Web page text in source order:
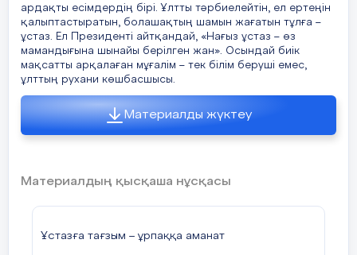
Студент:
1937–1938 жылдары қазақ зиялылары «халық
жауы» деген жаламен атылды.
Солардың қатарында:
Ахмет Байтұрсынұлы
ардақты есімдердің бірі. Ұлтты тәрбиелейтін, ел ертеңін
қалыптастыратын, болашақтың шамын жағатын тұлға –
ұстаз. Ел Президенті айтқандай, «Нағыз ұстаз – өз
мамандығына шынайы берілген жан». Осындай биік
мақсатты арқалаған мұғалім – тек білім беруші емес,
ұлттың рухани көшбасшысы.
Материалды жүктеу
Материалдың қысқаша нұсқасы
Ұстазға тағзым – ұрпаққа аманат